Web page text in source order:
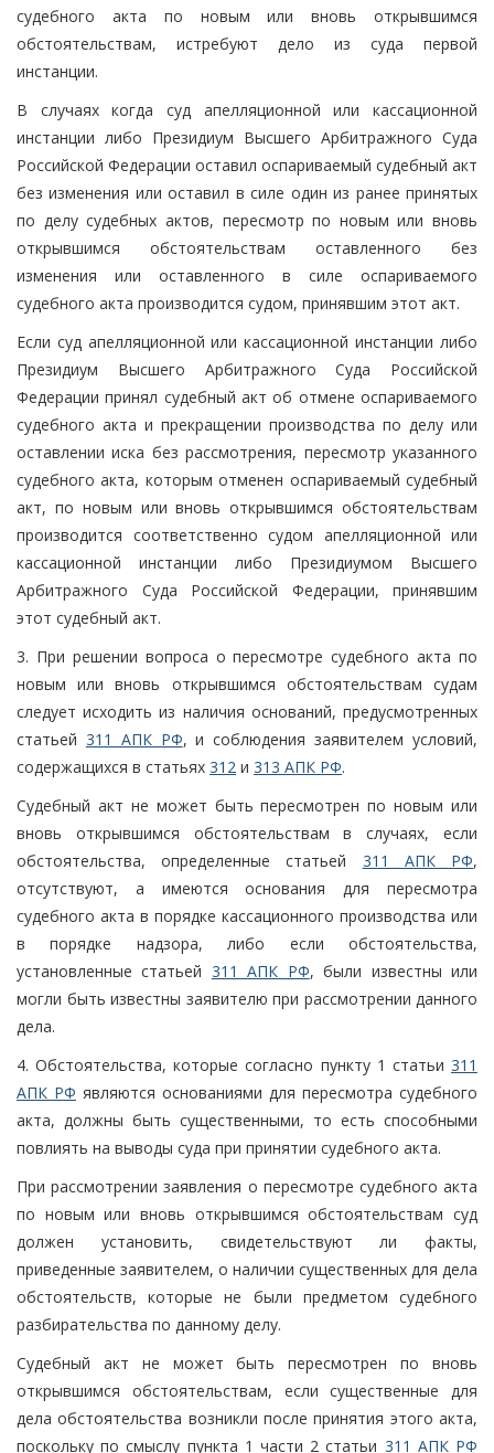
судебного акта по новым или вновь открывшимся
обстоятельствам, истребуют дело из суда первой
инстанции.
В случаях когда суд апелляционной или кассационной
инстанции либо Президиум Высшего Арбитражного Суда
Российской Федерации оставил оспариваемый судебный акт
без изменения или оставил в силе один из ранее принятых
по делу судебных актов, пересмотр по новым или вновь
открывшимся обстоятельствам оставленного без
изменения или оставленного в силе оспариваемого
судебного акта производится судом, принявшим этот акт.
Если суд апелляционной или кассационной инстанции либо
Президиум Высшего Арбитражного Суда Российской
Федерации принял судебный акт об отмене оспариваемого
судебного акта и прекращении производства по делу или
оставлении иска без рассмотрения, пересмотр указанного
судебного акта, которым отменен оспариваемый судебный
акт, по новым или вновь открывшимся обстоятельствам
производится соответственно судом апелляционной или
кассационной инстанции либо Президиумом Высшего
Арбитражного Суда Российской Федерации, принявшим
этот судебный акт.
3. При решении вопроса о пересмотре судебного акта по
новым или вновь открывшимся обстоятельствам судам
следует исходить из наличия оснований, предусмотренных
статьей 311 АПК РФ, и соблюдения заявителем условий,
содержащихся в статьях 312 и 313 АПК РФ.
Судебный акт не может быть пересмотрен по новым или
вновь открывшимся обстоятельствам в случаях, если
обстоятельства, определенные статьей 311 АПК РФ,
отсутствуют, а имеются основания для пересмотра
судебного акта в порядке кассационного производства или
в порядке надзора, либо если обстоятельства,
установленные статьей 311 АПК РФ, были известны или
могли быть известны заявителю при рассмотрении данного
дела.
4. Обстоятельства, которые согласно пункту 1 статьи 311
АПК РФ являются основаниями для пересмотра судебного
акта, должны быть существенными, то есть способными
повлиять на выводы суда при принятии судебного акта.
При рассмотрении заявления о пересмотре судебного акта
по новым или вновь открывшимся обстоятельствам суд
должен установить, свидетельствуют ли факты,
приведенные заявителем, о наличии существенных для дела
обстоятельств, которые не были предметом судебного
разбирательства по данному делу.
Судебный акт не может быть пересмотрен по вновь
открывшимся обстоятельствам, если существенные для
дела обстоятельства возникли после принятия этого акта,
поскольку по смыслу пункта 1 части 2 статьи 311 АПК РФ